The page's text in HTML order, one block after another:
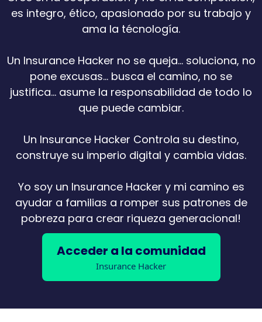
es integro, ético, apasionado por su trabajo y
ama la técnología.
Un Insurance Hacker no se queja... soluciona, no
pone excusas... busca el camino, no se
justifica... asume la responsabilidad de todo lo
que puede cambiar.
Un Insurance Hacker Controla su destino,
construye su imperio digital y cambia vidas.
Yo soy un Insurance Hacker y mi camino es
ayudar a familias a romper sus patrones de
pobreza para crear riqueza generacional!
Acceder a la comunidad
Insurance Hacker